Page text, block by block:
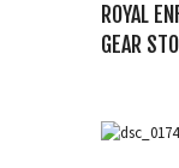
ROYAL
GEAR